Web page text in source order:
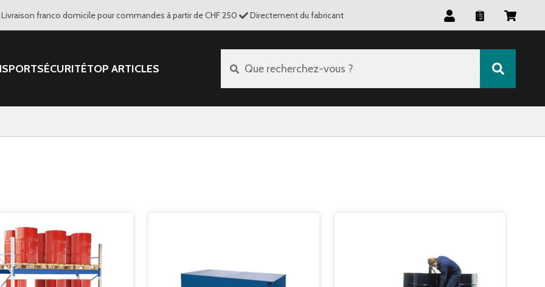
Livraison franco domicile pour commandes à partir de CHF 250 Directement du fabricant
SÉCURITÉTOP ARTICLES Que recherchez-vous ?